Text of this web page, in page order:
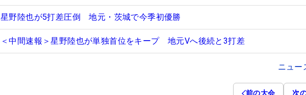
星野陸也が5打差圧倒 地元・茨城で今季初優勝
＜中間速報＞星野陸也が単独首位をキープ 地元Vへ後続と3打差
ニュー
前の大会 次